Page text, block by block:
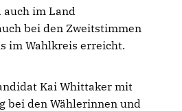
auch im Land
bei den Zweitstimmen
im Wahlkreis erreicht.
Kai Whittaker mit
bei den Wählerinnen und